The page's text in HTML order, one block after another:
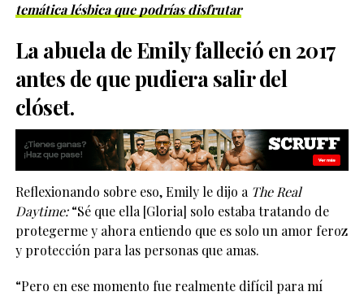
temática lésbica que podrías disfrutar
La abuela de Emily falleció en 2017
antes de que pudiera salir del
clóset.
Reflexionando sobre eso, Emily le dijo a The Real
Daytime:“Sé que ella [Gloria] solo estaba tratando de
protegerme y ahora entiendo que es solo un amor feroz
y protección para las personas que amas.
“Pero en ese momento fue realmente difícil para mí